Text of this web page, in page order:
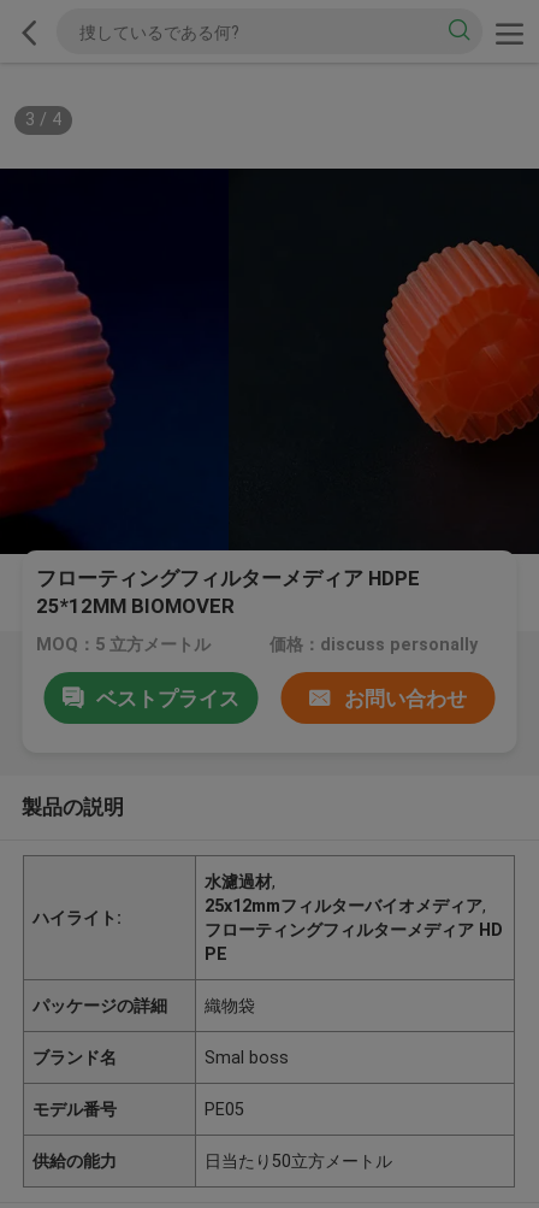
3 / 4
フローティングフィルターメディア HDPE
25*12MM BIOMOVER
MOQ：5 立方メートル 価格：discuss personally
ベストプライス お問い合わせ
製品の説明
ハイライト:
水濾過材,
25x12mmフィルターバイオメディア,
フローティングフィルターメディア HD
PE
パッケージの詳細 織物袋
ブランド名 Smal boss
モデル番号 PE05
供給の能力 日当たり50立方メートル